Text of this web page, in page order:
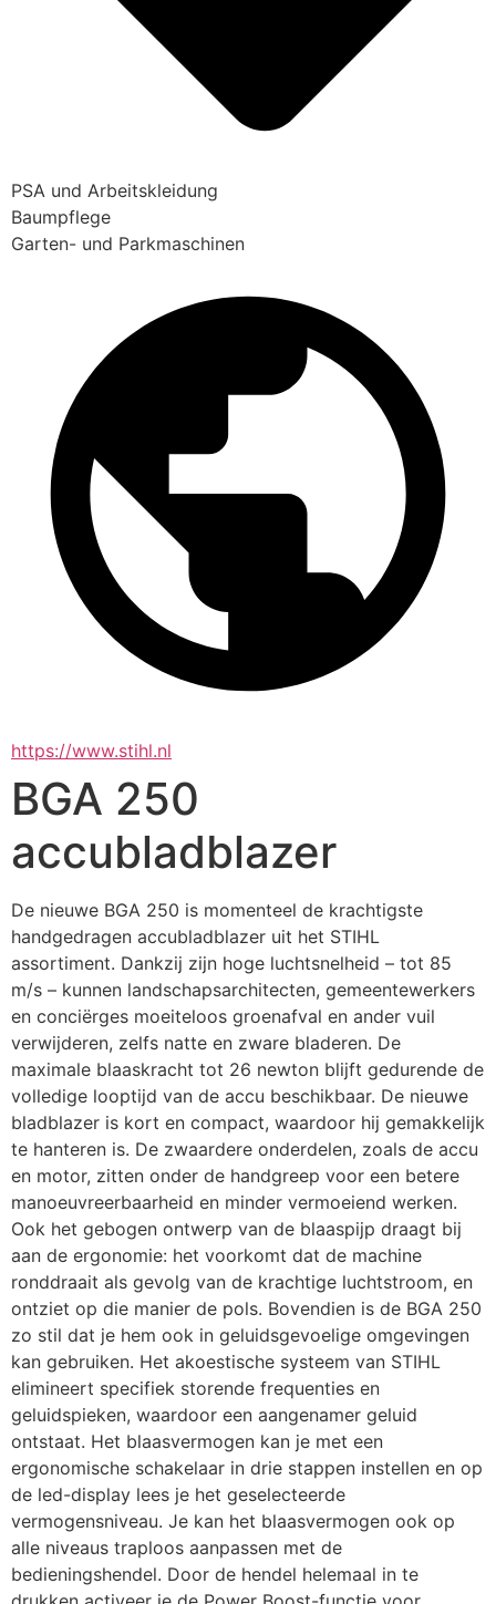
PSA und Arbeitskleidung
Baumpflege
Garten- und Parkmaschinen
https://www.stihl.nl
BGA 250
accubladblazer
De nieuwe BGA 250 is momenteel de krachtigste
handgedragen accubladblazer uit het STIHL
assortiment. Dankzij zijn hoge luchtsnelheid – tot 85
m/s – kunnen landschapsarchitecten, gemeentewerkers
en conciërges moeiteloos groenafval en ander vuil
verwijderen, zelfs natte en zware bladeren. De
maximale blaaskracht tot 26 newton blijft gedurende de
volledige looptijd van de accu beschikbaar. De nieuwe
bladblazer is kort en compact, waardoor hij gemakkelijk
te hanteren is. De zwaardere onderdelen, zoals de accu
en motor, zitten onder de handgreep voor een betere
manoeuvreerbaarheid en minder vermoeiend werken.
Ook het gebogen ontwerp van de blaaspijp draagt bij
aan de ergonomie: het voorkomt dat de machine
ronddraait als gevolg van de krachtige luchtstroom, en
ontziet op die manier de pols. Bovendien is de BGA 250
zo stil dat je hem ook in geluidsgevoelige omgevingen
kan gebruiken. Het akoestische systeem van STIHL
elimineert specifiek storende frequenties en
geluidspieken, waardoor een aangenamer geluid
ontstaat. Het blaasvermogen kan je met een
ergonomische schakelaar in drie stappen instellen en op
de led-display lees je het geselecteerde
vermogensniveau. Je kan het blaasvermogen ook op
alle niveaus traploos aanpassen met de
bedieningshendel. Door de hendel helemaal in te